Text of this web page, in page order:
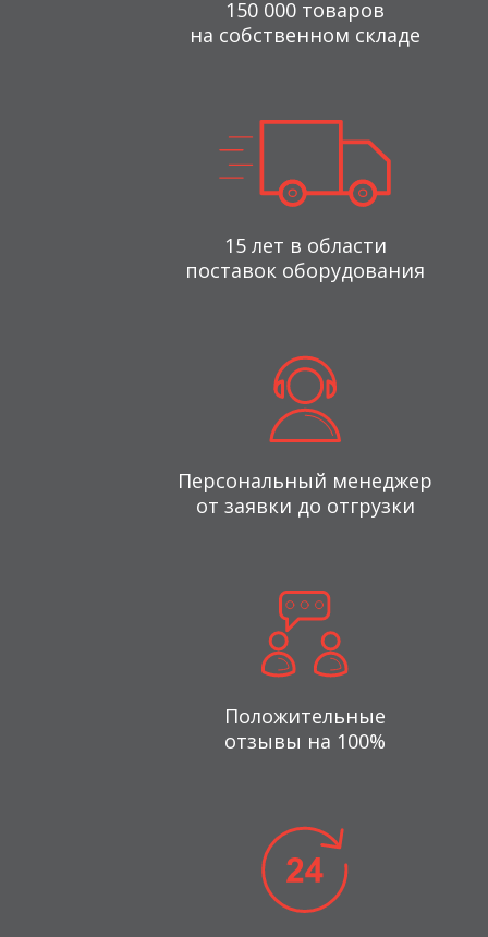
150 000 товаров
на собственном складе
15 лет в области
поставок оборудования
Персональный менеджер
от заявки до отгрузки
Положительные
отзывы на 100%